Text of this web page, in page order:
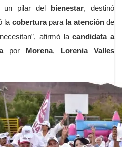
un pilar del bienestar, destinó
la coberturapara la atenciónde
afirmó lacandidata a
por Morena,
Lorenia Valles